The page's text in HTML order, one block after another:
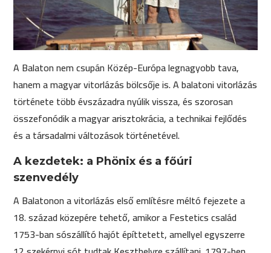
A Balaton nem csupán Közép-Európa legnagyobb tava,
hanem a magyar vitorlázás bölcsője is. A balatoni vitorlázás
története több évszázadra nyúlik vissza, és szorosan
összefonódik a magyar arisztokrácia, a technikai fejlődés
és a társadalmi változások történetével.
A kezdetek: a Phönix és a főúri
szenvedély
A Balatonon a vitorlázás első említésre méltó fejezete a
18. század közepére tehető, amikor a Festetics család
1753-ban sószállító hajót építtetett, amellyel egyszerre